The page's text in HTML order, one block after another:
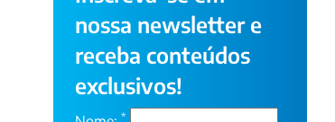
nossa newsletter e
receba conteúdos
exclusivos!
*